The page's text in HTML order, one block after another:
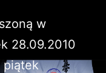
w
28.09.2010
piątek